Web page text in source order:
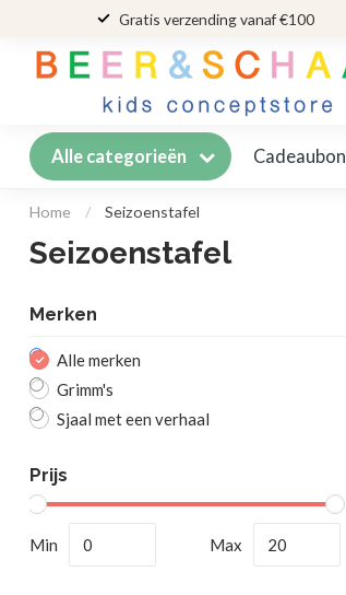
Gratis verzending vanaf €100
Alle categorieën Cadeaubon
Home / Seizoenstafel
Seizoenstafel
Merken
Alle merken
Grimm's
Sjaal met een verhaal
Prijs
Min Max